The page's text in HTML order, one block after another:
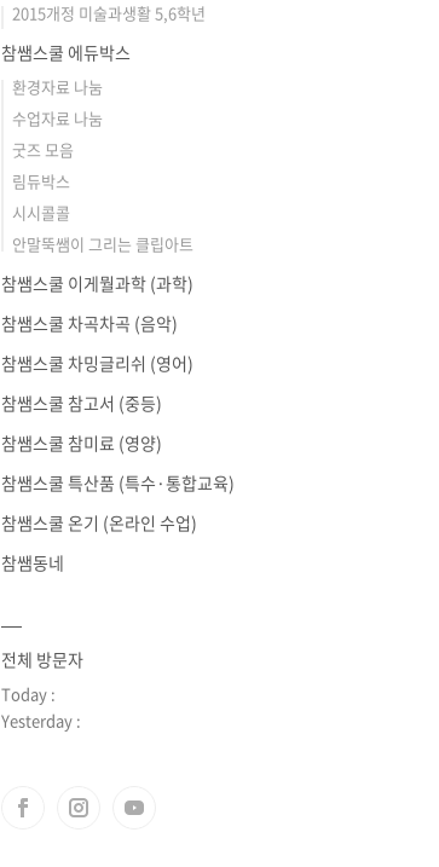
2015개정 미술과생활 5,6학년
참쌤스쿨 에듀박스
환경자료 나눔
수업자료 나눔
굿즈 모음
림듀박스
시시콜콜
안말뚝쌤이 그리는 클립아트
참쌤스쿨 이게뭘과학 (과학)
참쌤스쿨 차곡차곡 (음악)
참쌤스쿨 차밍글리쉬 (영어)
참쌤스쿨 참고서 (중등)
참쌤스쿨 참미료 (영양)
참쌤스쿨 특산품 (특수·통합교육)
참쌤스쿨 온기 (온라인 수업)
참쌤동네
전체 방문자
Today :
Yesterday :